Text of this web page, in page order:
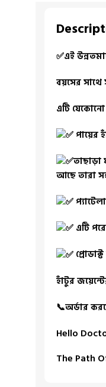
✅এই
বয়সের সাথে
এটি
পায়ের
তাছাড়া
আছে তারা
এটি
হাঁটুর
📞অর্ডার
Hello
The Path